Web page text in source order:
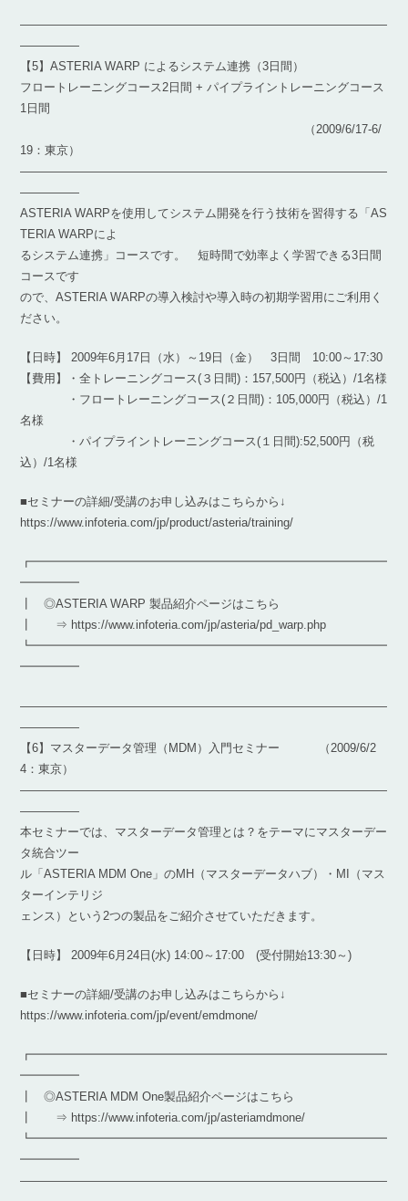
―――――――――――――――――――――――――――――――
―――――
【5】ASTERIA WARP によるシステム連携（3日間）
フロートレーニングコース2日間 + パイプライントレーニングコース
1日間
（2009/6/17-6/
19：東京）
―――――――――――――――――――――――――――――――
―――――
ASTERIA WARPを使用してシステム開発を行う技術を習得する「AS
TERIA WARPによ
るシステム連携」コースです。 短時間で効率よく学習できる3日間
コースです
ので、ASTERIA WARPの導入検討や導入時の初期学習用にご利用く
ださい。
【日時】 2009年6月17日（水）～19日（金） 3日間 10:00～17:30
【費用】・全トレーニングコース(３日間)：157,500円（税込）/1名様
・フロートレーニングコース(２日間)：105,000円（税込）/1
名様
・パイプライントレーニングコース(１日間):52,500円（税
込）/1名様
■セミナーの詳細/受講のお申し込みはこちらから↓
https://www.infoteria.com/jp/product/asteria/training/
┏━━━━━━━━━━━━━━━━━━━━━━━━━━━━━━
━━━━━
┃ ◎ASTERIA WARP 製品紹介ページはこちら
┃ ⇒ https://www.infoteria.com/jp/asteria/pd_warp.php
┗━━━━━━━━━━━━━━━━━━━━━━━━━━━━━━
━━━━━
―――――――――――――――――――――――――――――――
―――――
【6】マスターデータ管理（MDM）入門セミナー （2009/6/2
4：東京）
―――――――――――――――――――――――――――――――
―――――
本セミナーでは、マスターデータ管理とは？をテーマにマスターデー
タ統合ツー
ル「ASTERIA MDM One」のMH（マスターデータハブ）・MI（マス
ターインテリジ
ェンス）という2つの製品をご紹介させていただきます。
【日時】 2009年6月24日(水) 14:00～17:00 (受付開始13:30～)
■セミナーの詳細/受講のお申し込みはこちらから↓
https://www.infoteria.com/jp/event/emdmone/
┏━━━━━━━━━━━━━━━━━━━━━━━━━━━━━━
━━━━━
┃ ◎ASTERIA MDM One製品紹介ページはこちら
┃ ⇒ https://www.infoteria.com/jp/asteriamdmone/
┗━━━━━━━━━━━━━━━━━━━━━━━━━━━━━━
━━━━━
―――――――――――――――――――――――――――――――